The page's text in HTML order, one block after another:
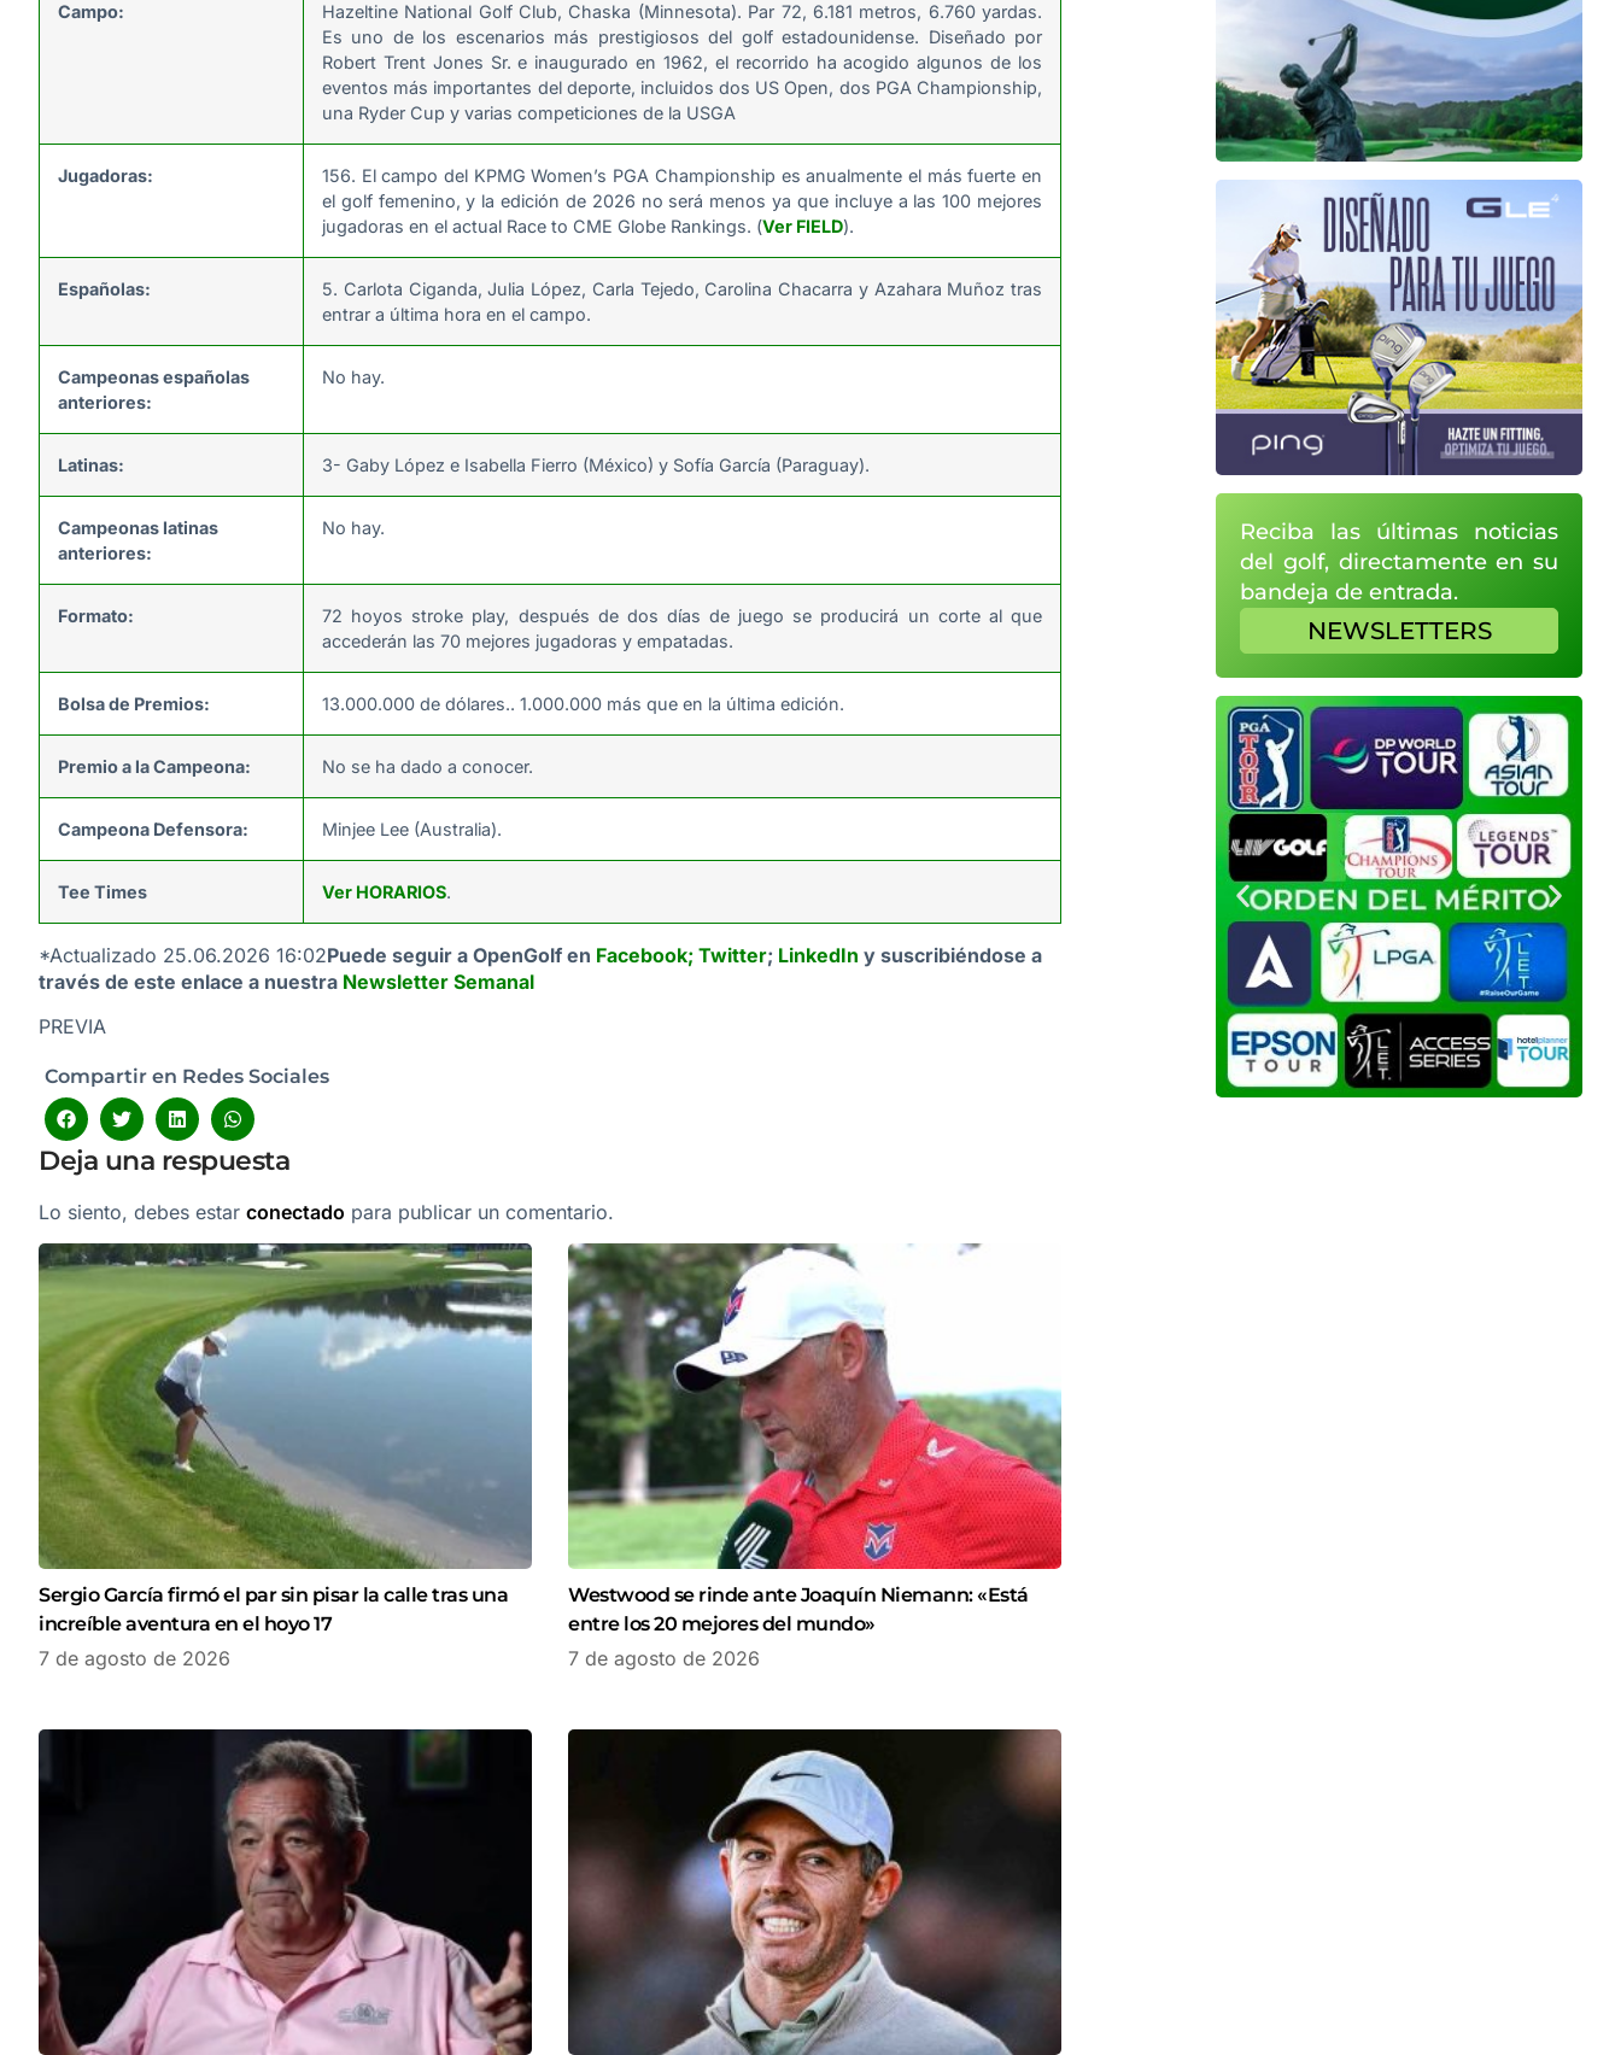
Campo:
Hazeltine National Golf Club, Chaska (Minnesota). Par 72, 6.181 metros, 6.760 yardas.
Es uno de los escenarios más prestigiosos del golf estadounidense. Diseñado por
Robert Trent Jones Sr. e inaugurado en 1962, el recorrido ha acogido algunos de los
eventos más importantes del deporte, incluidos dos US Open, dos PGA Championship,
una Ryder Cup y varias competiciones de la USGA
Jugadoras:
156. El campo del KPMG Women’s PGA Championship es anualmente el más fuerte en
el golf femenino, y la edición de 2026 no será menos ya que incluye a las 100 mejores
jugadoras en el actual Race to CME Globe Rankings. (Ver FIELD).
Españolas:
5. Carlota Ciganda, Julia López, Carla Tejedo, Carolina Chacarra y Azahara Muñoz tras
entrar a última hora en el campo.
Campeonas españolas
anteriores:
No hay.
Latinas: 3- Gaby López e Isabella Fierro (México) y Sofía García (Paraguay).
Campeonas latinas
anteriores:
No hay.
Formato:
72 hoyos stroke play, después de dos días de juego se producirá un corte al que
accederán las 70 mejores jugadoras y empatadas.
Bolsa de Premios: 13.000.000 de dólares.. 1.000.000 más que en la última edición.
Premio a la Campeona: No se ha dado a conocer.
Campeona Defensora: Minjee Lee (Australia).
Tee Times Ver HORARIOS.
*Actualizado 25.06.2026 16:02Puede seguir a OpenGolf en Facebook; Twitter; LinkedIn y suscribiéndose a
través de este enlace a nuestra Newsletter Semanal
PREVIA
Compartir en Redes Sociales
Deja una respuesta
Lo siento, debes estar conectado para publicar un comentario.
Sergio García firmó el par sin pisar la calle tras una
increíble aventura en el hoyo 17
7 de agosto de 2026
Westwood se rinde ante Joaquín Niemann: «Está
entre los 20 mejores del mundo»
7 de agosto de 2026
Reciba las últimas noticias
del golf, directamente en su
bandeja de entrada.
NEWSLETTERS